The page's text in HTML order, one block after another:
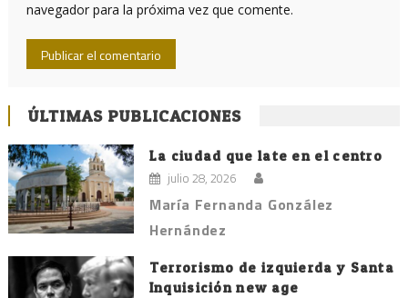
navegador para la próxima vez que comente.
ÚLTIMAS PUBLICACIONES
La ciudad que late en el centro
julio 28, 2026
María Fernanda González
Hernández
Terrorismo de izquierda y Santa
Inquisición new age